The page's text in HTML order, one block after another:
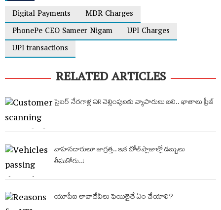
Digital Payments
MDR Charges
PhonePe CEO Sameer Nigam
UPI Charges
UPI transactions
RELATED ARTICLES
సైబర్‌ నేరగాళ్ల QR చెల్లింపులకు వ్యాపారులు బలి.. ఖాతాలు ఫ్రీజ్‌
వాహనదారులూ జాగ్రత్త.. ఇక టోల్​ప్లాజాల్లో డబ్బులు
తీసుకోరు..!
యూపీఐ లావాదేవీలు ఫెయిలైతే ఏం చేయాలి?